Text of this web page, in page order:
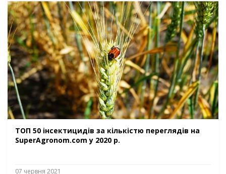
ТОП 50 інсектицидів за кількістю переглядів на
SuperAgronom.com у 2020 р.
07 червня 2021